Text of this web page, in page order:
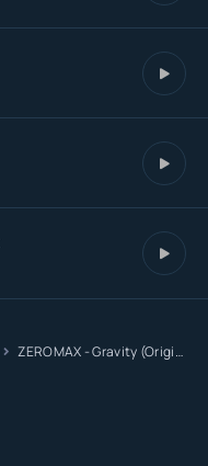
ZEROMAX - Gravity (Original Mix)